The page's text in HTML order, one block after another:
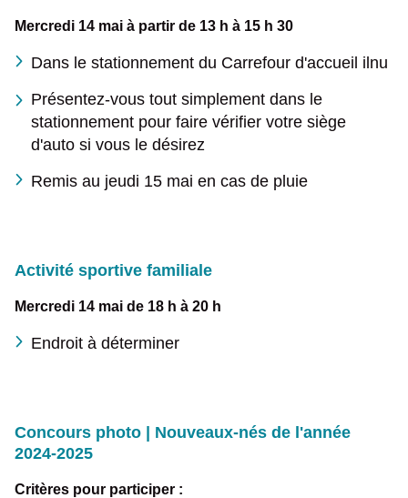
Mercredi 14 mai à partir de 13 h à 15 h 30
Dans le stationnement du Carrefour d'accueil ilnu
Présentez-vous tout simplement dans le
stationnement pour faire vérifier votre siège
d'auto si vous le désirez
Remis au jeudi 15 mai en cas de pluie
Activité sportive familiale
Mercredi 14 mai de 18 h à 20 h
Endroit à déterminer
Concours photo | Nouveaux-nés de l'année
2024-2025
Critères pour participer :